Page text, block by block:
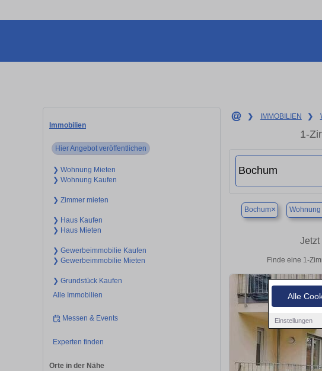
Alle
Einstellungen
Immobilien
Hier Angebot veröffentlichen
❯ Wohnung Mieten
❯ Wohnung Kaufen
❯ Zimmer mieten
❯ Haus Kaufen
❯ Haus Mieten
❯ Gewerbeimmobilie Kaufen
❯ Gewerbeimmobilie Mieten
❯ Grundstück Kaufen
Alle Immobilien
Messen & Events
Experten finden
Orte in der Nähe
❯ IMMOBILIEN ❯
1-
Bochum× Wohnung
Finde eine 1-